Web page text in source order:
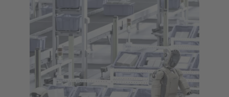
し、信頼性の高い電力およびデータ伝
送を実現します。